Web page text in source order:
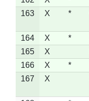
163
X *
164 X *
165
X
166
X *
167
X